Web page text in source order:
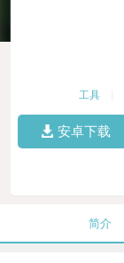
工具
安卓下载
简介